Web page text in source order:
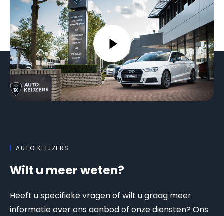
AUTO KEIJZERS
Wilt u meer weten?
Heeft u specifieke vragen of wilt u graag meer
informatie over ons aanbod of onze diensten? Ons